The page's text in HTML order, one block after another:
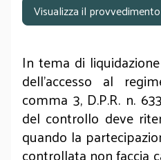
Visualizza il provvedimento
In tema di
dell’accesso al
comma 3, D.P.R. n.
del controllo deve
quando la